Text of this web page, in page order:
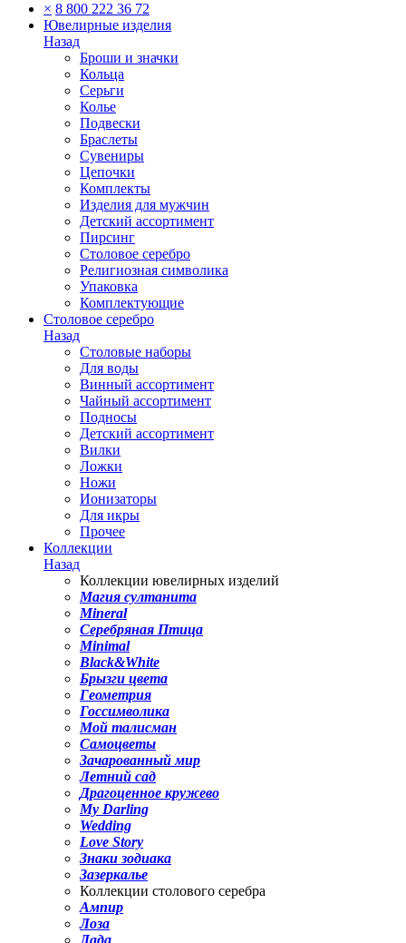
× 8 800 222 36 72
Ювелирные изделия
Назад
Броши и значки
Кольца
Серьги
Колье
Подвески
Браслеты
Сувениры
Цепочки
Комплекты
Изделия для мужчин
Детский ассортимент
Пирсинг
Столовое серебро
Религиозная символика
Упаковка
Комплектующие
Столовое серебро
Назад
Столовые наборы
Для воды
Винный ассортимент
Чайный ассортимент
Подносы
Детский ассортимент
Вилки
Ложки
Ножи
Ионизаторы
Для икры
Прочее
Коллекции
Назад
Коллекции ювелирных изделий
Магия султанита
Mineral
Серебряная Птица
Minimal
Black&White
Брызги цвета
Геометрия
Госсимволика
Мой талисман
Самоцветы
Зачарованный мир
Летний сад
Драгоценное кружево
My Darling
Wedding
Love Story
Знаки зодиака
Зазеркалье
Коллекции столового серебра
Ампир
Лоза